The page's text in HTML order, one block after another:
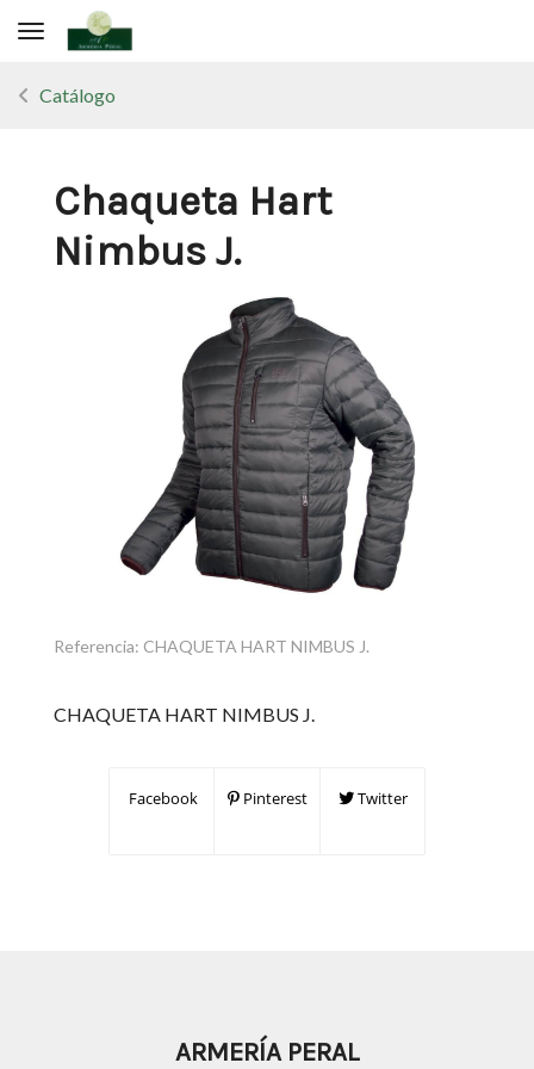
Toggle navigation
Catálogo
Chaqueta Hart
Nimbus J.
Referencia: CHAQUETA HART NIMBUS J.
CHAQUETA HART NIMBUS J.
Facebook Pinterest Twitter
ARMERÍA PERAL